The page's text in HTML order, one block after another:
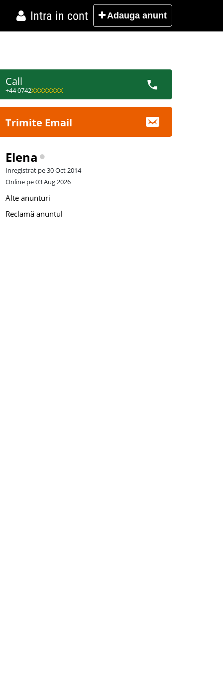
Intra in cont Adauga anunt
Call
+44 0742XXXXXXXX
Trimite Email
Elena
Inregistrat pe 30 Oct 2014
Online pe 03 Aug 2026
Alte anunturi
Reclamă anuntul